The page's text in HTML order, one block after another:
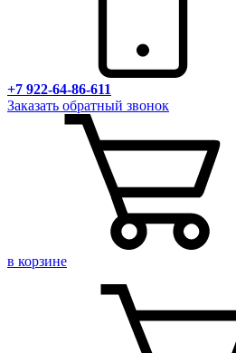
+7 922-64-86-611
Заказать обратный звонок
в корзине